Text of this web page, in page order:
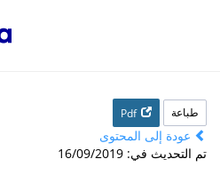
طباعة Pdf
عودة إلى المحتوى
تم التحديث في: 16/09/2019